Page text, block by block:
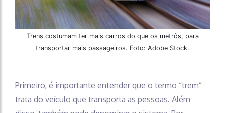
Trens costumam ter mais carros do que os metrôs, para
transportar mais passageiros. Foto: Adobe Stock.
Primeiro, é importante entender que o termo “trem”
trata do veículo que transporta as pessoas. Além